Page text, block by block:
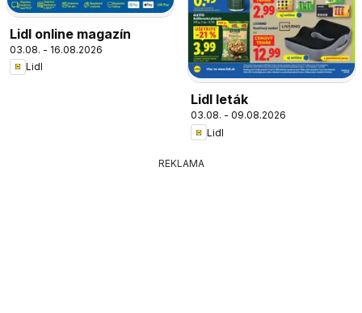
Lidl online magazín
03.08. - 16.08.2026
Lidl
Lidl leták
03.08. - 09.08.2026
Lidl
REKLAMA